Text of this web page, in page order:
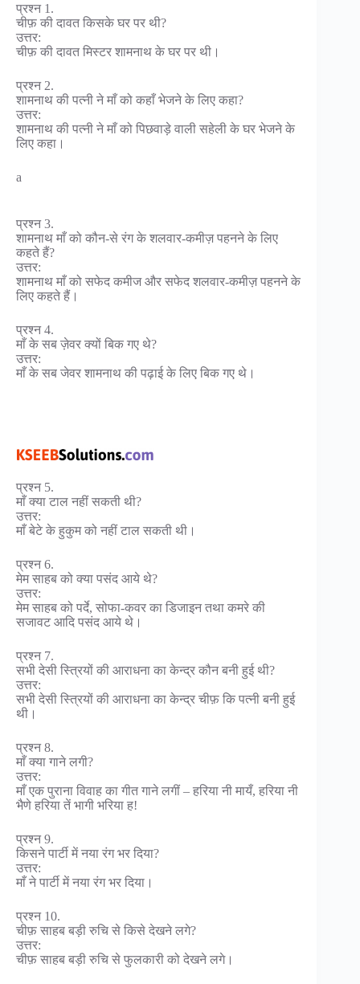
प्रश्न 1.
चीफ़ की दावत किसके घर पर थी?
उत्तर:
चीफ़ की दावत मिस्टर शामनाथ के घर पर थी।
प्रश्न 2.
शामनाथ की पत्नी ने माँ को कहाँ भेजने के लिए कहा?
उत्तर:
शामनाथ की पत्नी ने माँ को पिछवाड़े वाली सहेली के घर भेजने के
लिए कहा।
a
प्रश्न 3.
शामनाथ माँ को कौन-से रंग के शलवार-कमीज़ पहनने के लिए
कहते हैं?
उत्तर:
शामनाथ माँ को सफेद कमीज और सफेद शलवार-कमीज़ पहनने के
लिए कहते हैं।
प्रश्न 4.
माँ के सब ज़ेवर क्यों बिक गए थे?
उत्तर:
माँ के सब जेवर शामनाथ की पढ़ाई के लिए बिक गए थे।
प्रश्न 5.
माँ क्या टाल नहीं सकती थी?
उत्तर:
माँ बेटे के हुकुम को नहीं टाल सकती थी।
प्रश्न 6.
मेम साहब को क्या पसंद आये थे?
उत्तर:
मेम साहब को पर्दे, सोफा-कवर का डिजाइन तथा कमरे की
सजावट आदि पसंद आये थे।
प्रश्न 7.
सभी देसी स्त्रियों की आराधना का केन्द्र कौन बनी हुई थी?
उत्तर:
सभी देसी स्त्रियों की आराधना का केन्द्र चीफ़ कि पत्नी बनी हुई
थी।
प्रश्न 8.
माँ क्या गाने लगी?
उत्तर:
माँ एक पुराना विवाह का गीत गाने लगीं – हरिया नी मायँ, हरिया नी
भैणे हरिया तें भागी भरिया ह!
प्रश्न 9.
किसने पार्टी में नया रंग भर दिया?
उत्तर:
माँ ने पार्टी में नया रंग भर दिया।
प्रश्न 10.
चीफ़ साहब बड़ी रुचि से किसे देखने लगे?
उत्तर:
चीफ़ साहब बड़ी रुचि से फुलकारी को देखने लगे।